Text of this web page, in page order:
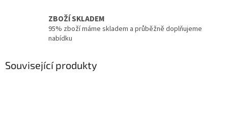
ZBOŽÍ SKLADEM
95% zboží máme skladem a průběžně doplňujeme
nabídku
Související produkty